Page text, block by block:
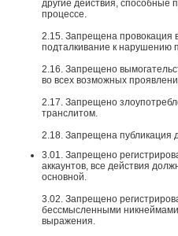
другие действия, способные
процессе.
2.15. Запрещена провокация
подталкивание к нарушению
2.16. Запрещено
во всех возможных
2.17. Запрещено
транслитом.
2.18. Запрещена публикация
3.01. Запрещено
аккаунтов, все действия
основной.
3.02. Запрещено
бессмысленными
выражения.